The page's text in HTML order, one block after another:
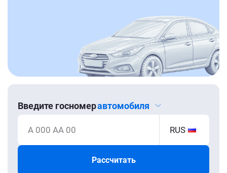
Введите госномеравтомобиля
А 000 АА 00 RUS
Рассчитать